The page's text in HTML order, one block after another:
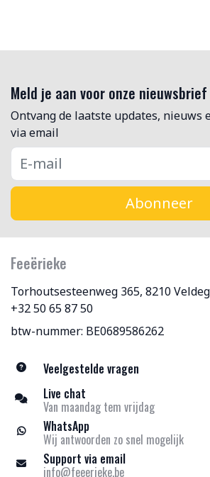
Meld je aan voor onze nieuwsbrief
Ontvang de laatste updates, nieuws
via email
Abonneer
Feeërieke
Torhoutsesteenweg 365, 8210
+32 50 65 87 50
btw-nummer: BE0689586262
Veelgestelde vragen
Live chat
Van maandag tem vrijdag
WhatsApp
Wij antwoorden zo snel mogelijk
Support via email
info@feeerieke.be